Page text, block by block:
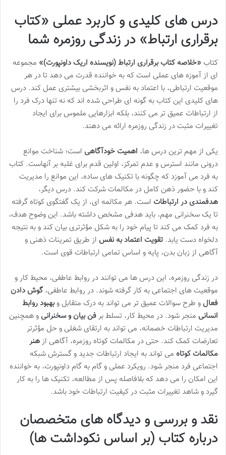
درس های کلیدی و کاربرد عملی «کتاب
برقراری ارتباط» در زندگی روزمره شما
کتاب «خلاصه کتاب برقراری ارتباط (نویسنده اریک داونپورت)» مجموعه
ای از آموزه های عملی است که به خواننده قدرت می دهد تا در هر
موقعیت ارتباطی، با اعتماد به نفس و اثربخشی بیشتری عمل کند. درس
های کلیدی این کتاب به گونه ای طراحی شده اند که نه تنها درک فرد را
از ارتباطات عمیق تر می کنند، بلکه ابزارهایی ملموس برای ایجاد
تغییرات مثبت در زندگی روزمره ارائه می دهند.
یکی از مهم ترین درس ها، اهمیت خودآگاهی است؛ شناخت موانع
درونی مانند استرس و عدم تمرکز، اولین قدم برای غلبه بر آنهاست. کتاب
به فرد می آموزد که چگونه با تکنیک های ساده، این موانع را مدیریت
کند و با حضور ذهن کامل در مکالمات شرکت کند. درس دیگر،
هدفمندی در ارتباطات است. هر مکالمه ای، از یک گفتگوی کوتاه گرفته
تا یک سخنرانی مهم، باید هدفی مشخص داشته باشد. این وضوح هدف،
به فرد کمک می کند تا پیام خود را به شکل مؤثرتری بیان کند و به نتیجه
دلخواه دست یابد. تقویت اعتماد به نفس از طریق تمرینات ذهنی و
آگاهی از زبان بدن، پایه و اساس تمامی ارتباطات قوی است.
در زندگی روزمره، این درس ها می توانند در روابط عاطفی، محیط کار و
موقعیت های اجتماعی به کار گرفته شوند. در روابط عاطفی، گوش دادن
فعال و طرح سوالات عمیق تر می تواند به درک متقابل و بهبود روابط
انسانی منجر شود. در محیط کار، تسلط برفن بیان و سخنرانی و همچنین
مدیریت ارتباطات خصمانه، می تواند به ارتقای شغلی و حل مؤثرتر
تعارضات کمک کند. حتی در مکالمات کوتاه روزمره، آگاهی ازهنر
مکالمات کوتاه می تواند به ایجاد ارتباطات جدید و گسترش شبکه
اجتماعی فرد منجر شود. رویکرد عملی و گام به گام داونپورت، به خواننده
این امکان را می دهد که بلافاصله پس از مطالعه، تکنیک ها را به کار
گیرد و شاهد تغییرات مثبت در کیفیت ارتباطات خود باشد.
نقد و بررسی و دیدگاه های متخصصان
درباره کتاب (بر اساس نکوداشت ها)